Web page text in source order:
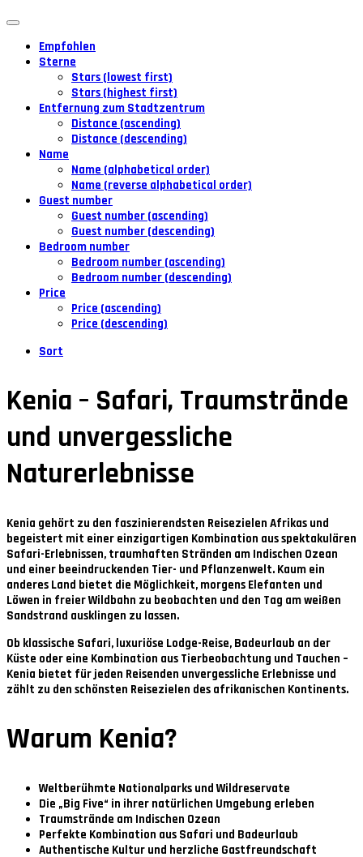
Empfohlen
Sterne
Stars (lowest first)
Stars (highest first)
Entfernung zum Stadtzentrum
Distance (ascending)
Distance (descending)
Name
Name (alphabetical order)
Name (reverse alphabetical order)
Guest number
Guest number (ascending)
Guest number (descending)
Bedroom number
Bedroom number (ascending)
Bedroom number (descending)
Price
Price (ascending)
Price (descending)
Sort
Kenia – Safari, Traumstrände
und unvergessliche
Naturerlebnisse
Kenia gehört zu den faszinierendsten Reisezielen Afrikas und
begeistert mit einer einzigartigen Kombination aus spektakulären
Safari-Erlebnissen, traumhaften Stränden am Indischen Ozean
und einer beeindruckenden Tier- und Pflanzenwelt. Kaum ein
anderes Land bietet die Möglichkeit, morgens Elefanten und
Löwen in freier Wildbahn zu beobachten und den Tag am weißen
Sandstrand ausklingen zu lassen.
Ob klassische Safari, luxuriöse Lodge-Reise, Badeurlaub an der
Küste oder eine Kombination aus Tierbeobachtung und Tauchen –
Kenia bietet für jeden Reisenden unvergessliche Erlebnisse und
zählt zu den schönsten Reisezielen des afrikanischen Kontinents.
Warum Kenia?
Weltberühmte Nationalparks und Wildreservate
Die „Big Five“ in ihrer natürlichen Umgebung erleben
Traumstrände am Indischen Ozean
Perfekte Kombination aus Safari und Badeurlaub
Authentische Kultur und herzliche Gastfreundschaft